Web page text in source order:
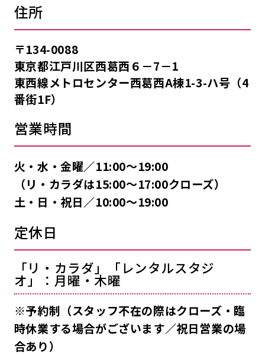
住所
〒134-0088
東京都江戸川区西葛西６－7－1
東西線メトロセンター西葛西A棟1-3-ハ号（4
番街1F）
営業時間
火・水・金曜／11:00〜19:00
（リ・カラダは15:00〜17:00クローズ）
土・日・祝日／10:00〜19:00
定休日
「リ・カラダ」「レンタルスタジ
オ」：月曜・木曜
※予約制（スタッフ不在の際はクローズ・臨
時休業する場合がございます／祝日営業の場
合あり）